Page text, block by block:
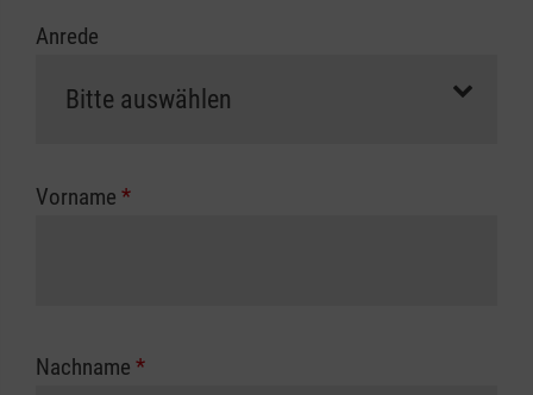
erfolgt eine Abrechnung der vollen Kursgebühr
Die notwendigen Formulare für die
zuständigen Berufsgenossenschaft oder
Anrede
Vorname *
Nachname *